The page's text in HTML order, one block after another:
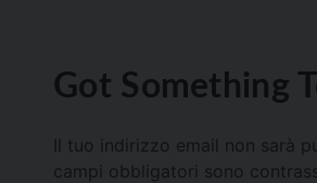
Got Something
Il tuo indirizzo email non sarà
campi obbligatori sono